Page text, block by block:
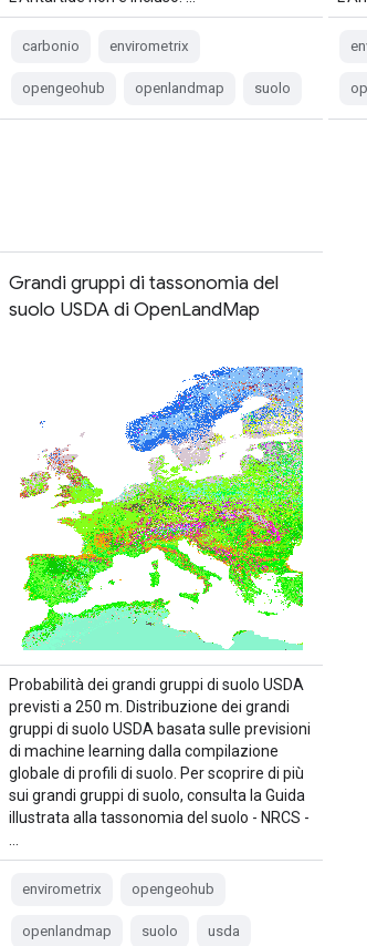
carbonio envirometrix
opengeohub openlandmap suolo
Grandi gruppi di tassonomia del
suolo USDA di OpenLandMap
Probabilità dei grandi gruppi di suolo USDA
previsti a 250 m. Distribuzione dei grandi
gruppi di suolo USDA basata sulle previsioni
di machine learning dalla compilazione
globale di profili di suolo. Per scoprire di più
sui grandi gruppi di suolo, consulta la Guida
illustrata alla tassonomia del suolo - NRCS -
envirometrix opengeohub
openlandmap suolo usda